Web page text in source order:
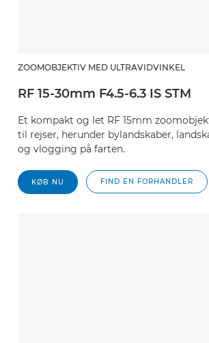
ZOOMOBJEKTIV MED ULTRAVIDVINKEL
RF 15-30mm F4.5-6.3 IS STM
Et kompakt og let RF 15mm
til rejser, herunder bylandskaber,
og vlogging på farten.
KØB NU FIND EN FORHANDLER